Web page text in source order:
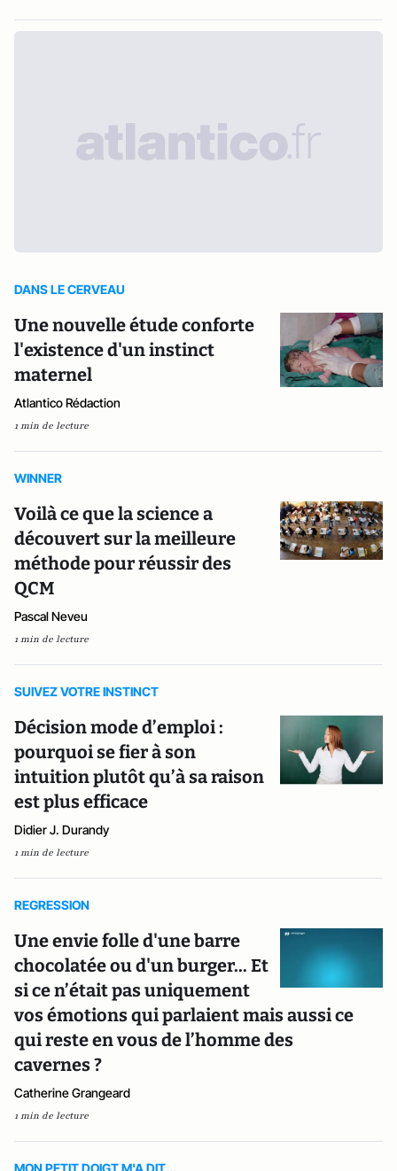
DANS LE CERVEAU
Une nouvelle étude conforte
l'existence d'un instinct
maternel
Atlantico Rédaction
1 min de lecture
WINNER
Voilà ce que la science a
découvert sur la meilleure
méthode pour réussir des
QCM
Pascal Neveu
1 min de lecture
SUIVEZ VOTRE INSTINCT
Décision mode d’emploi :
pourquoi se fier à son
intuition plutôt qu’à sa raison
est plus efficace
Didier J. Durandy
1 min de lecture
REGRESSION
Une envie folle d'une barre
chocolatée ou d'un burger... Et
si ce n’était pas uniquement
vos émotions qui parlaient mais aussi ce
qui reste en vous de l’homme des
cavernes ?
Catherine Grangeard
1 min de lecture
MON PETIT DOIGT M'A DIT...